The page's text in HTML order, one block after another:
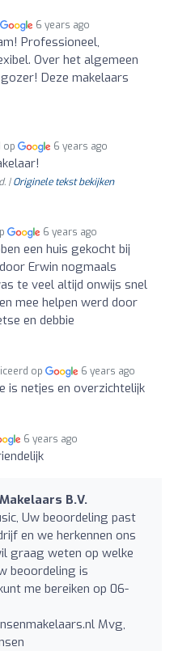
6 years ago
Professioneel,
Over het algemeen
Deze makelaars
op 6 years ago
|Originele tekst bekijken
6 years ago
een huis gekocht bij
Erwin nogmaals
te veel altijd onwijs snel
mee helpen werd door
en debbie
op 6 years ago
is netjes en overzichtelijk
6 years ago
B.V.
Uw beoordeling past
en we herkennen ons
graag weten op welke
beoordeling is
me bereiken op 06-
Mvg,